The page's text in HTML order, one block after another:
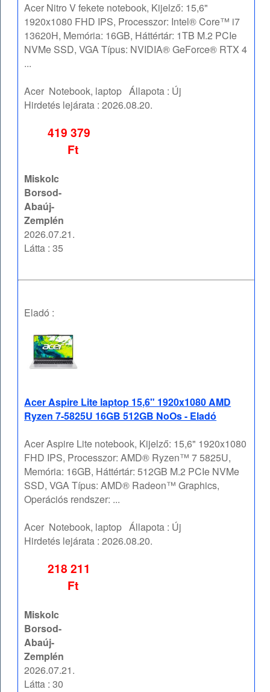
Acer Nitro V fekete notebook, Kijelző: 15,6"
1920x1080 FHD IPS, Processzor: Intel® Core™ i7
13620H, Memória: 16GB, Háttértár: 1TB M.2 PCIe
NVMe SSD, VGA Típus: NVIDIA® GeForce® RTX 4
...
Acer Notebook, laptop Állapota : Új
Hirdetés lejárata :2026.08.20.
419 379
Ft
Miskolc
Borsod-
Abaúj-
Zemplén
2026.07.21.
Látta : 35
Eladó :
Acer Aspire Lite laptop 15,6" 1920x1080 AMD
Ryzen 7-5825U 16GB 512GB NoOs - Eladó
Acer Aspire Lite notebook, Kijelző: 15,6" 1920x1080
FHD IPS, Processzor: AMD® Ryzen™ 7 5825U,
Memória: 16GB, Háttértár: 512GB M.2 PCIe NVMe
SSD, VGA Típus: AMD® Radeon™ Graphics,
Operációs rendszer: ...
Acer Notebook, laptop Állapota : Új
Hirdetés lejárata :2026.08.20.
218 211
Ft
Miskolc
Borsod-
Abaúj-
Zemplén
2026.07.21.
Látta : 30